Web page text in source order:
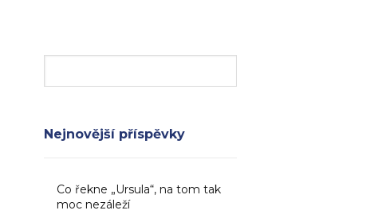
Nejnovější příspěvky
Co řekne „Ursula“, na tom tak
moc nezáleží